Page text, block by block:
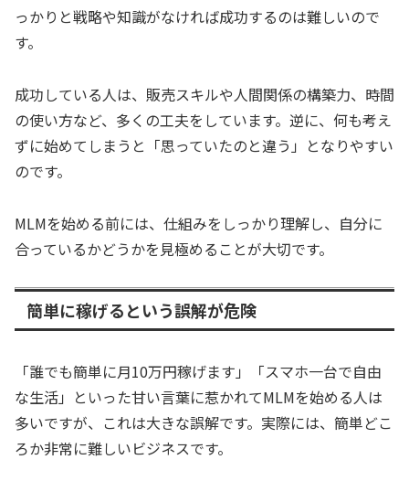
っかりと戦略や知識がなければ成功するのは難しいので
す。
成功している人は、販売スキルや人間関係の構築力、時間
の使い方など、多くの工夫をしています。逆に、何も考え
ずに始めてしまうと「思っていたのと違う」となりやすい
のです。
MLMを始める前には、仕組みをしっかり理解し、自分に
合っているかどうかを見極めることが大切です。
簡単に稼げるという誤解が危険
「誰でも簡単に月10万円稼げます」「スマホ一台で自由
な生活」といった甘い言葉に惹かれてMLMを始める人は
多いですが、これは大きな誤解です。実際には、簡単どこ
ろか非常に難しいビジネスです。